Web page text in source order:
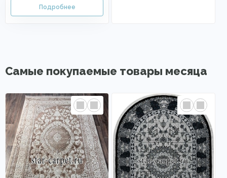
Самые покупаемые товары месяца